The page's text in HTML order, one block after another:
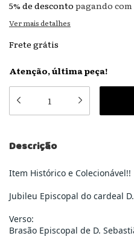
5% de desconto pagando com
Ver mais detalhes
Frete grátis
Atenção, última peça!
Descrição
Item Histórico e Colecionável!!
Jubileu Episcopal do cardeal
Verso:
Brasão Episcopal de D.